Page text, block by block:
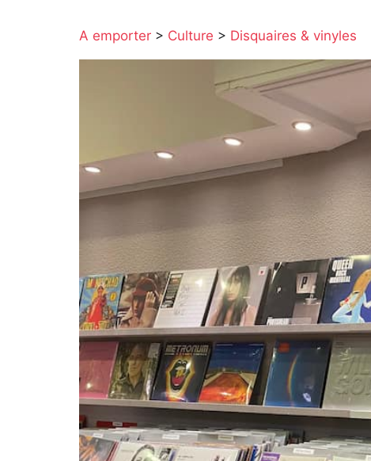
A emporter > Culture > Disquaires & vinyles